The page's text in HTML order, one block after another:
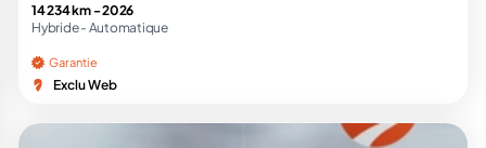
14 234 km -2026
Hybride - Automatique
Garantie
Exclu Web